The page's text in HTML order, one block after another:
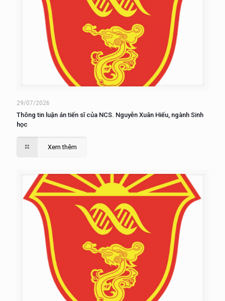
29/07/2026
Thông tin luận án tiến sĩ của NCS. Nguyễn Xuân Hiếu, ngành Sinh
học
Xem thêm